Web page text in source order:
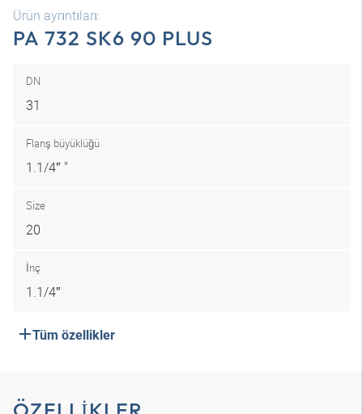
Ürün ayrıntıları:
PA 732 SK6 90 PLUS
DN
31
Flanş büyüklüğü
1.1/4″ "
Size
20
İnç
1.1/4″
Tüm özellikler